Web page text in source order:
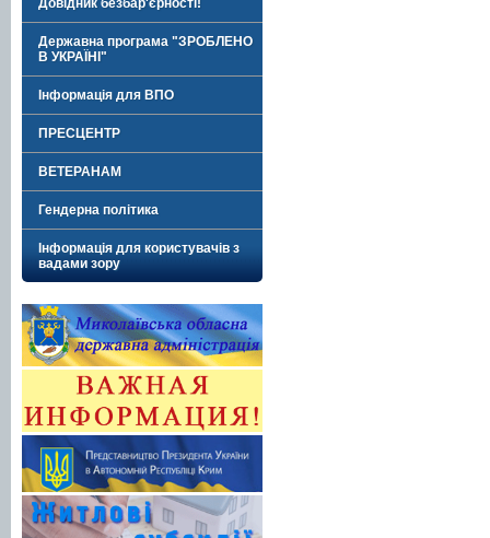
Довідник безбар'єрності!
Державна програма "ЗРОБЛЕНО
В УКРАЇНІ"
Інформація для ВПО
ПРЕСЦЕНТР
ВЕТЕРАНАМ
Гендерна політика
Інформація для користувачів з
вадами зору